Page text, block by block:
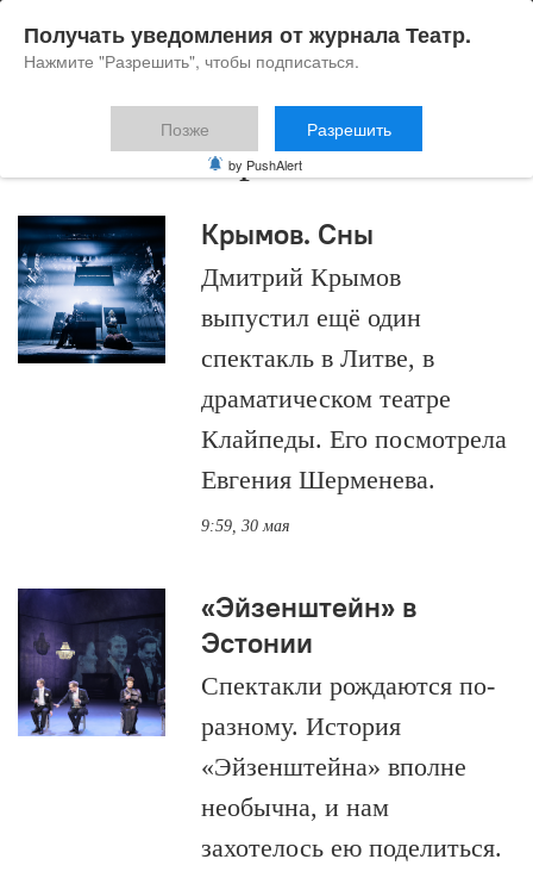
Евгения Шерменева
Крымов. Сны
Дмитрий Крымов
выпустил ещё один
спектакль в Литве, в
драматическом театре
Клайпеды. Его посмотрела
Евгения Шерменева.
9:59, 30 мая
«Эйзенштейн» в
Эстонии
Спектакли рождаются по-
разному. История
«Эйзенштейна» вполне
необычна, и нам
захотелось ею поделиться.
Получать уведомления от журнала Театр.
Нажмите "Разрешить", чтобы подписаться.
Позже Разрешить
by PushAlert